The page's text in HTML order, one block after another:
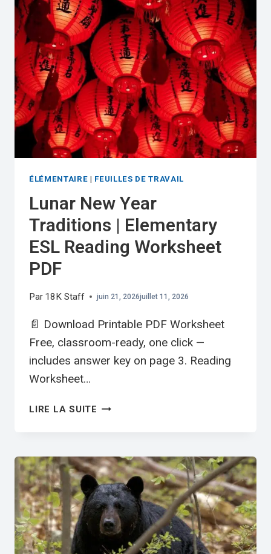
ESL
READING
WORKSHEET
PDF
ÉLÉMENTAIRE | FEUILLES DE TRAVAIL
Lunar New Year
Traditions | Elementary
ESL Reading Worksheet
PDF
Par 18K Staff juin 21, 2026juillet 11, 2026
📄 Download Printable PDF Worksheet
Free, classroom-ready, one click —
includes answer key on page 3. Reading
Worksheet…
LIRE LA SUITE LUNAR
|
ELEMENTARY
ESL
READING
WORKSHEET
PDF